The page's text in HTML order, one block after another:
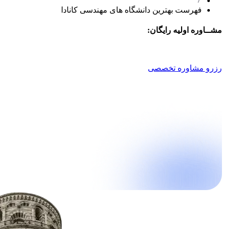
فهرست بهترین دانشگاه های مهندسی کانادا
مشــاوره اولیه رایگان:
رزرو مشاوره تخصصی